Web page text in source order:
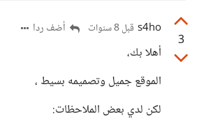
3
s4ho قبل 8 سنوات أضف ردا
أهلا بك،
الموقع جميل وتصميمه بسيط ،
لكن لدي بعض الملاحظات: